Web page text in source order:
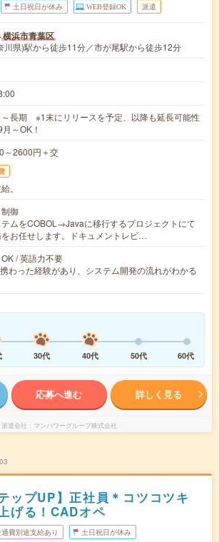
土日祝日が休み WEB登録OK 派遣
横浜市青葉区
川県)駅から徒歩11分／市が尾駅から徒歩12分
長期 ※1末にリリースを予定、以降も延長可能性
～OK！
～2600円＋交
。
御
ムをCOBOL→Javaに移行するプロジェクトにて
をお任せします。ドキュメントレビ…
/ 英語力不要
わった経験があり、システム開発の流れがわかる
30代 40代 50代 60代
応募へ進む 詳しく見る
派遣会社 マンパワーグループ株式会社
ップUP】正社員＊コツコツキ
げる！CADオペ
通費別途支給あり 土日祝日が休み